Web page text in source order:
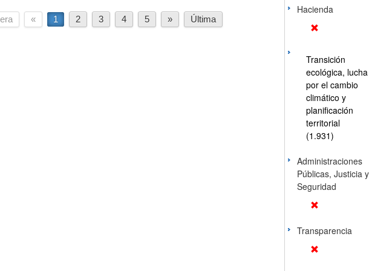
« 1 2 3 4 5 » Última
Hacienda
Transición
ecológica, lucha
por el cambio
climático y
planificación
territorial
(1.931)
Administraciones
Públicas, Justicia y
Seguridad
Transparencia